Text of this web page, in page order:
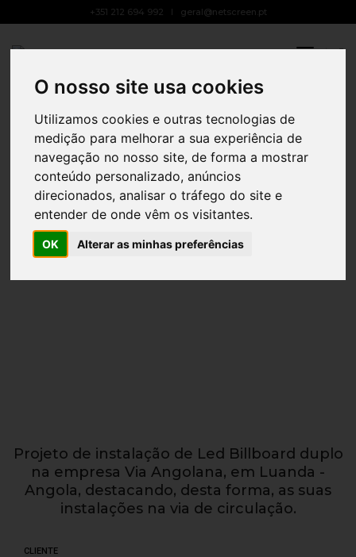
O nosso site usa cookies
Utilizamos cookies e outras tecnologias de
medição para melhorar a sua experiência de
navegação no nosso site, de forma a mostrar
conteúdo personalizado, anúncios
direcionados, analisar o tráfego do site e
entender de onde vêm os visitantes.
OK Alterar as minhas preferências
+351 212 694 992 geral@netscreen.pt
Toggle
Projeto de instalação de Led Billboard duplo
na empresa Via Angolana, em Luanda -
Angola, destacando, desta forma, as suas
instalações na via de circulação.
CLIENTE